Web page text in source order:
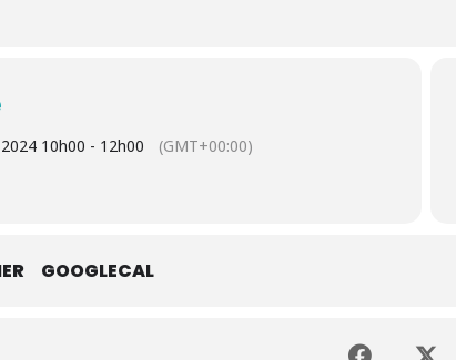
10h00 - 12h00 (GMT+00:00)
GOOGLECAL